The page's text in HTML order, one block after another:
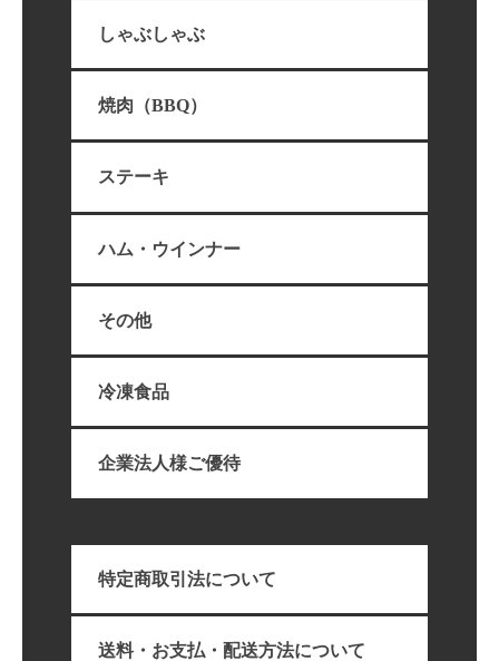
しゃぶしゃぶ
焼肉（BBQ）
ステーキ
ハム・ウインナー
その他
冷凍食品
企業法人様ご優待
特定商取引法について
送料・お支払・配送方法について